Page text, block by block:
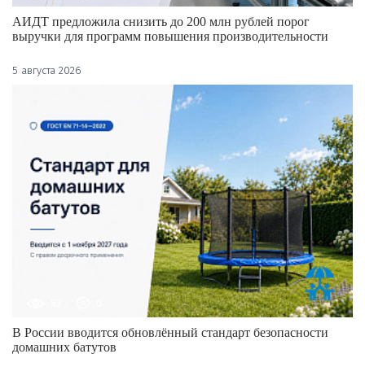
АИДТ предложила снизить до 200 млн рублей порог
выручки для программ повышения производительности
5 августа 2026
В России вводится обновлённый стандарт безопасности
домашних батутов